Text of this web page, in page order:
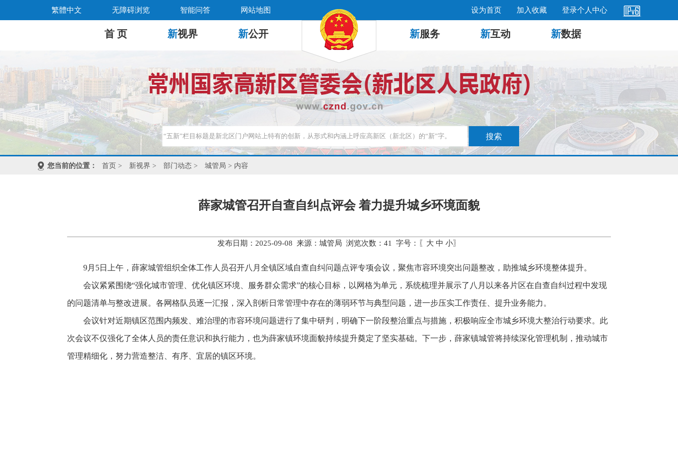
繁體中文 无障碍浏览 智能问答 网站地图 设为首页 加入收藏 登录个人中心
首 页 新视界 新公开 新服务 新互动 新数据
您当前的位置： 首页 > 新视界 > 部门动态 > 城管局 > 内容
薛家城管召开自查自纠点评会 着力提升城乡环境面貌
发布日期：2025-09-08 来源：城管局 浏览次数： 41 字号：〖 大 中 小〗
9月5日上午，薛家城管组织全体工作人员召开八月全镇区域自查自纠问题点评专项会议，聚焦市容环境突出问题整改，助推城乡环境整体提升。
会议紧紧围绕“强化城市管理、优化镇区环境、服务群众需求”的核心目标，以网格为单元，系统梳理并展示了八月以来各片区在自查自纠过程中发现
的问题清单与整改进展。各网格队员逐一汇报，深入剖析日常管理中存在的薄弱环节与典型问题，进一步压实工作责任、提升业务能力。
会议针对近期镇区范围内频发、难治理的市容环境问题进行了集中研判，明确下一阶段整治重点与措施，积极响应全市城乡环境大整治行动要求。此
次会议不仅强化了全体人员的责任意识和执行能力，也为薛家镇环境面貌持续提升奠定了坚实基础。下一步，薛家镇城管将持续深化管理机制，推动城市
管理精细化，努力营造整洁、有序、宜居的镇区环境。